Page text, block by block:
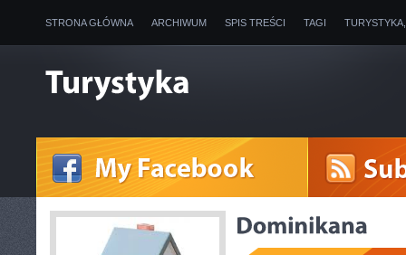
STRONA GŁÓWNA ARCHIWUM SPIS TREŚCI TAGI